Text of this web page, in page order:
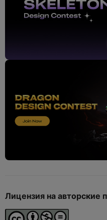
Лицензия на авторские